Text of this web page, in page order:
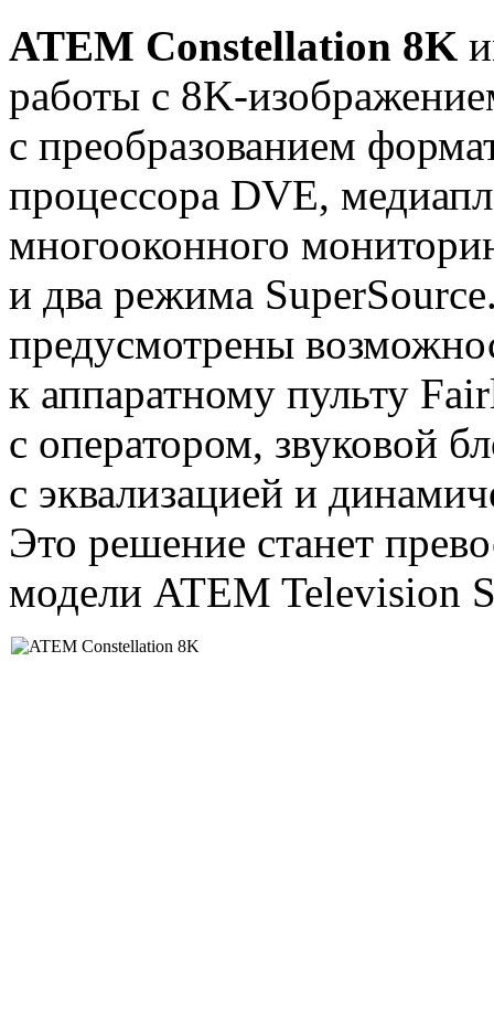
ATEM Constellation 8K
работы с 8K-
с преобразованием
процессора DVE,
многооконного
и два режима
предусмотрены
к аппаратному пульту
с оператором, звуковой
с эквализацией и
Это решение станет
модели ATEM Television